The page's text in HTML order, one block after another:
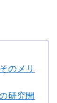
のメリ
研究開